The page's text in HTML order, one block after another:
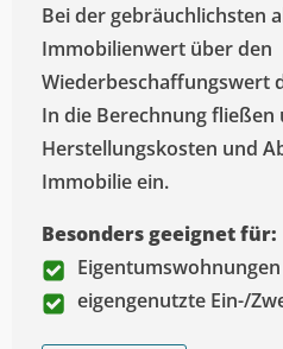
Bei der gebräuchlichsten
Immobilienwert über den
Wiederbeschaffungswert
In die Berechnung
Herstellungskosten und
Immobilie ein.
Besonders geeignet für:
Eigentumswohnungen
eigengenutzte Ein-/